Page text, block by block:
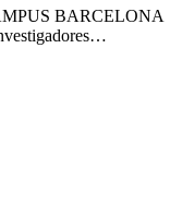
BARCELONA